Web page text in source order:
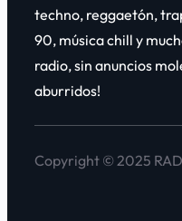
techno, reggaetón,
90, música chill y
radio, sin anuncios
aburridos!
Copyright © 2025